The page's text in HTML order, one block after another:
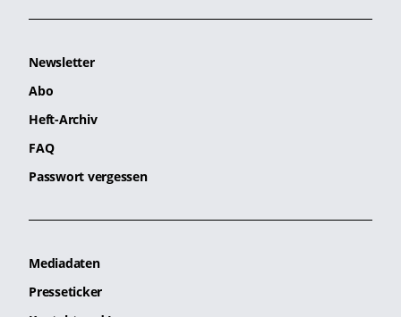
Newsletter
Abo
Heft-Archiv
FAQ
Passwort vergessen
Mediadaten
Presseticker